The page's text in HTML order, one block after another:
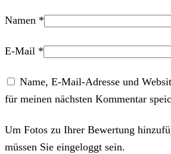
Namen *
E-Mail *
Name, E-Mail-Adresse und
für meinen nächsten Kommentar
Um Fotos zu Ihrer Bewertung
müssen Sie eingeloggt sein.